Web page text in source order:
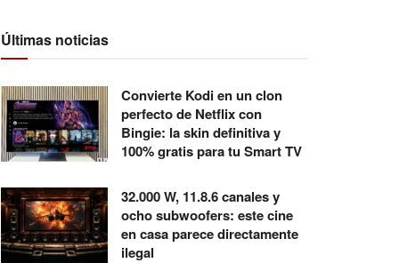
Últimas noticias
Convierte Kodi en un clon
perfecto de Netflix con
Bingie: la skin definitiva y
100% gratis para tu Smart TV
32.000 W, 11.8.6 canales y
ocho subwoofers: este cine
en casa parece directamente
ilegal